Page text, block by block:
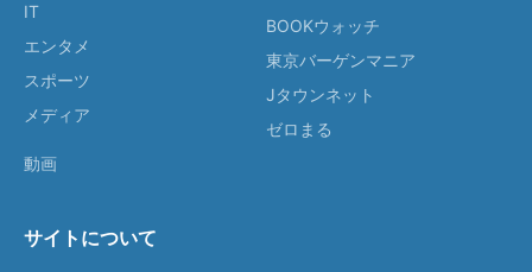
IT
エンタメ
スポーツ
メディア
動画
BOOKウォッチ
東京バーゲンマニア
Jタウンネット
ゼロまる
サイトについて